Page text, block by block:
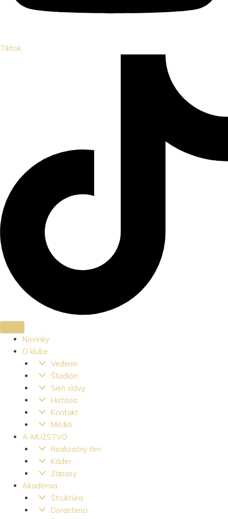
Tiktok
Novinky
O klube
Vedenie
Štadión
Sieň slávy
História
Kontakt
Médiá
A-MUŽSTVO
Realizačný tím
Káder
Zápasy
Akadémia
Štruktúra
Dorastenci